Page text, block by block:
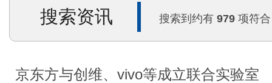
搜索资讯 搜索到约有 979 项符合
京东方与创维、vivo等成立联合实验室